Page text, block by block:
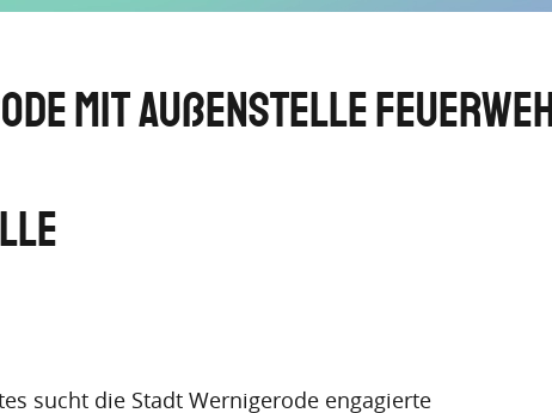
mit Außenstelle
sucht die Stadt Wernigerode engagierte